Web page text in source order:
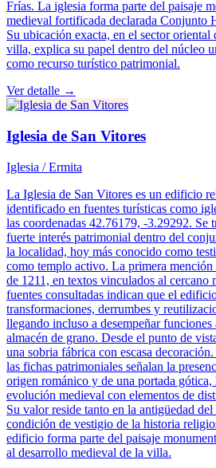
Frías. La iglesia forma parte del paisaje
medieval fortificada declarada Conjunto
Su ubicación exacta, en el sector oriental
villa, explica su papel dentro del núcleo
como recurso turístico patrimonial.
Ver detalle →
Iglesia de San Vitores
Iglesia / Ermita
La Iglesia de San Vitores es un edificio
identificado en fuentes turísticas como
las coordenadas 42.76179, -3.29292. Se
fuerte interés patrimonial dentro del
la localidad, hoy más conocido como
como templo activo. La primera mención
de 1211, en textos vinculados al cercano
fuentes consultadas indican que el
transformaciones, derrumbes y
llegando incluso a desempeñar
almacén de grano. Desde el punto de
una sobria fábrica con escasa
las fichas patrimoniales señalan la
origen románico y de una portada gótica,
evolución medieval con elementos de
Su valor reside tanto en la antigüedad
condición de vestigio de la historia
edificio forma parte del paisaje
al desarrollo medieval de la villa.